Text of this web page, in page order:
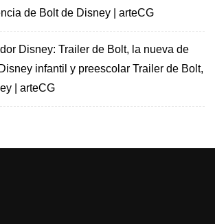
de Bolt de Disney | arteCG
Disney: Trailer de Bolt, la nueva de
infantil y preescolar Trailer de Bolt,
| arteCG